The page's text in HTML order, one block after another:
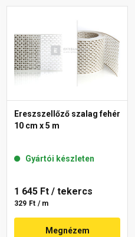
Ereszszellőző szalag fehér
10 cm x 5 m
Gyártói készleten
1 645 Ft / tekercs
329 Ft / m
Megnézem